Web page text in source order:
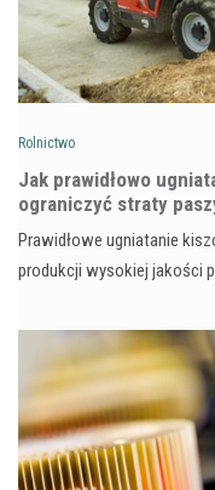
Rolnictwo
Jak prawidłowo
ograniczyć straty
Prawidłowe ugniatanie
produkcji wysokiej jakości